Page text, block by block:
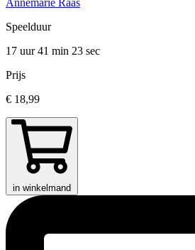
Speelduur
17 uur 41 min 23 sec
Prijs
€ 18,99
in winkelmand